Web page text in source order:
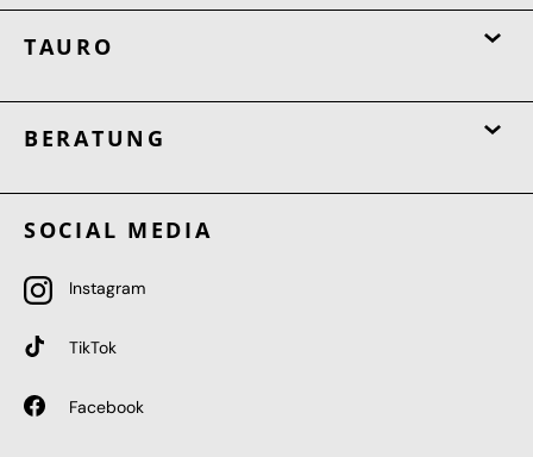
TAURO
BERATUNG
SOCIAL MEDIA
Instagram
TikTok
Facebook